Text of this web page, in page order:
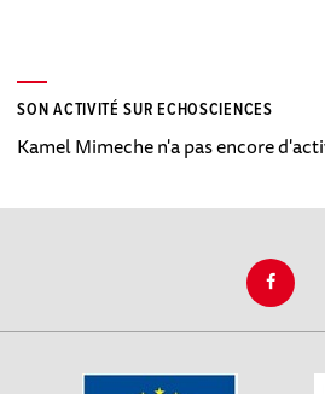
SON ACTIVITÉ SUR ECHOSCIENCES
Kamel Mimeche n'a pas encore